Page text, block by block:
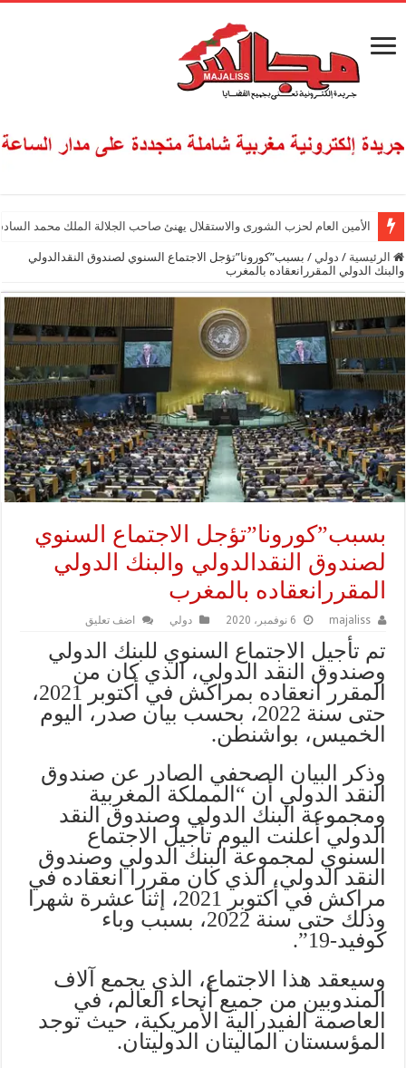
الأمين العام لحزب الشورى والاستقلال يهنئ صاحب الجلالة الملك محمد
الرئيسية / دولي / بسبب”كورونا”تؤجل الاجتماع السنوي لصندوق النقدالدولي
والبنك الدولي المقررانعقاده بالمغرب
بسبب”كورونا”تؤجل الاجتماع السنوي
لصندوق النقدالدولي والبنك الدولي
المقررانعقاده بالمغرب
majaliss 6 نوفمبر، 2020 دولي اضف تعليق
تم تأجيل الاجتماع السنوي للبنك الدولي
وصندوق النقد الدولي، الذي كان من
المقرر انعقاده بمراكش في أكتوبر 2021،
حتى سنة 2022، بحسب بيان صدر، اليوم
الخميس، بواشنطن.
وذكر البيان الصحفي الصادر عن صندوق
النقد الدولي أن “المملكة المغربية
ومجموعة البنك الدولي وصندوق النقد
الدولي أعلنت اليوم تأجيل الاجتماع
السنوي لمجموعة البنك الدولي وصندوق
النقد الدولي، الذي كان مقررا انعقاده في
مراكش في أكتوبر 2021، إثنا عشرة شهرا
وذلك حتى سنة 2022، بسبب وباء
كوفيد-19”.
وسيعقد هذا الاجتماع، الذي يجمع آلاف
المندوبين من جميع أنحاء العالم، في
العاصمة الفيدرالية الأمريكية، حيث توجد
المؤسستان الماليتان الدوليتان.